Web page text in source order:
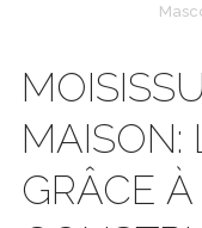
MAISON:
GRÂCE